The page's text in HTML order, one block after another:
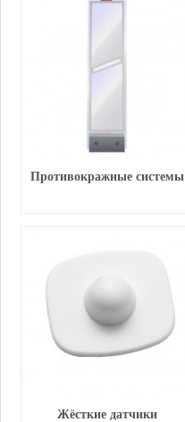
Противокражные системы
Жёсткие датчики